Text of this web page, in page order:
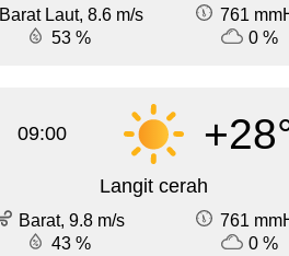
Barat Laut, 8.6 m/s
761
53 %
0 %
09:00
Langit cerah
Barat, 9.8 m/s
761
43 %
0 %